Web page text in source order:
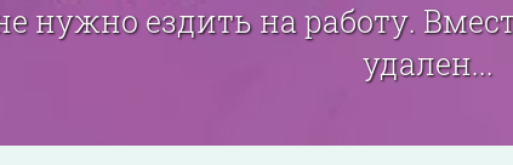
нужно ездить на работу.
удален...